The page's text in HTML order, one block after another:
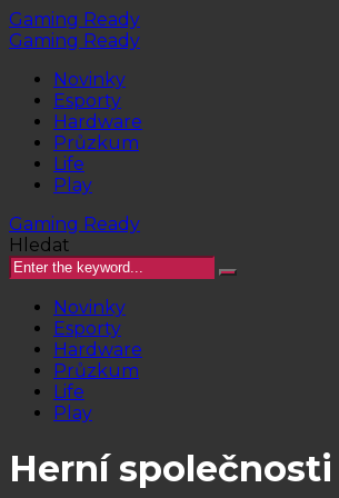
Gaming Ready
Gaming Ready
Novinky
Esporty
Hardware
Průzkum
Life
Play
Gaming Ready
Hledat
Novinky
Esporty
Hardware
Průzkum
Life
Play
Herní